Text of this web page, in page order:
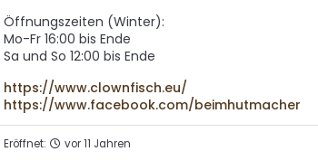
Öffnungszeiten (Winter):
Mo-Fr 16:00 bis Ende
Sa und So 12:00 bis Ende
https://www.clownfisch.eu/
https://www.facebook.com/beimhutmacher
Eröffnet: vor 11 Jahren